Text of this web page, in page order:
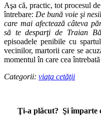
Aşa că, practic, tot procesul
întrebare: De bună voie şi
care mai afectează câteva
să te desparţi de Traian
episoadele penibile cu
vecinilor, martorii care se
momentul în care cea
Categorii: viaţa cetăţii
Ţi-a plăcut? Şi împarte